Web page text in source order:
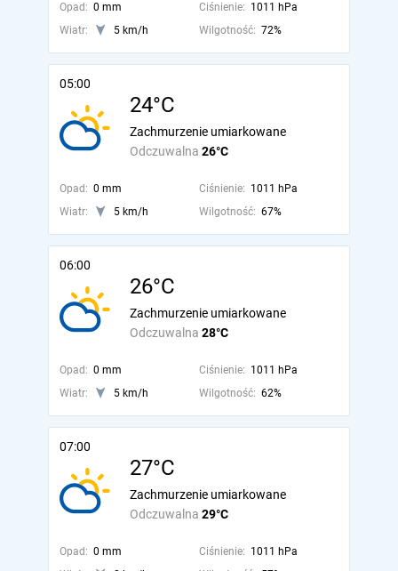
Opad: 0 mm Ciśnienie: 1011 hPa
Wiatr:
5 km/h Wilgotność: 72%
05:00
24°C
Odczuwalna 26°C
Zachmurzenie umiarkowane
Opad: 0 mm Ciśnienie: 1011 hPa
Wiatr:
5 km/h Wilgotność: 67%
06:00
26°C
Odczuwalna 28°C
Zachmurzenie umiarkowane
Opad: 0 mm Ciśnienie: 1011 hPa
Wiatr:
5 km/h Wilgotność: 62%
07:00
27°C
Odczuwalna 29°C
Zachmurzenie umiarkowane
Opad: 0 mm Ciśnienie: 1011 hPa